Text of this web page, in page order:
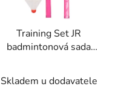
Training Set JR
badmintonová sada
Skladem u dodavatele